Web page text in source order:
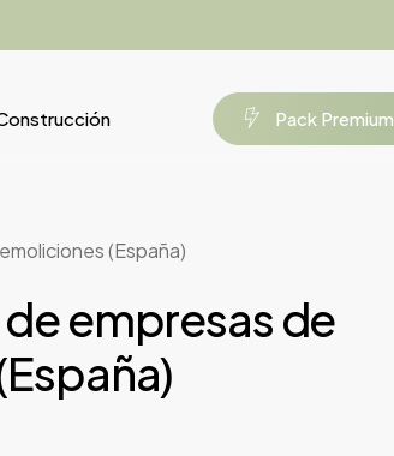
Pack Premium
(España)
empresas de